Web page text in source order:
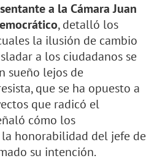
a la Cámara Juan
, detalló los
la ilusión de cambio
a los ciudadanos se
sueño lejos de
que se ha opuesto a
que radicó el
cómo los
honorabilidad del jefe de
su intención.